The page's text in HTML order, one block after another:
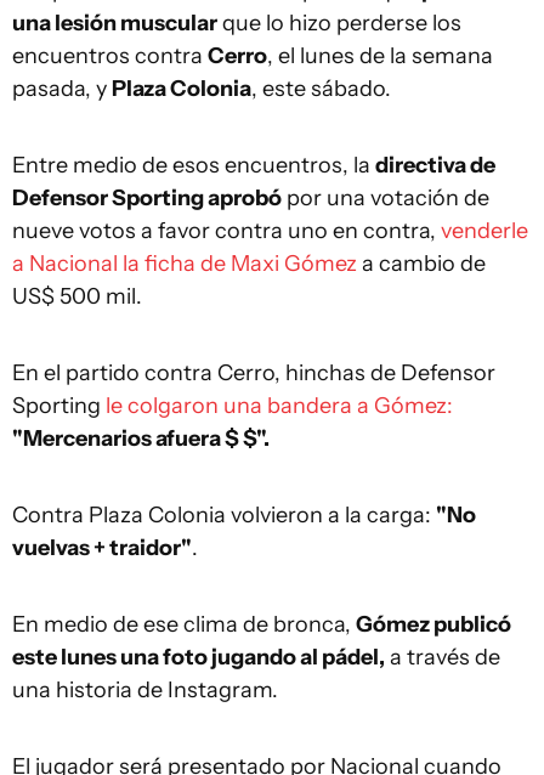
una lesión muscularque lo hizo perderse los
encuentros contra Cerro, el lunes de la semana
pasada, y Plaza Colonia, este sábado.
Entre medio de esos encuentros, la directiva de
Defensor Sporting aprobó por una votación de
nueve votos a favor contra uno en contra, venderle
a Nacional la ficha de Maxi Gómez a cambio de
US$ 500 mil.
En el partido contra Cerro, hinchas de Defensor
Sporting le colgaron una bandera a Gómez:
"Mercenarios afuera $ $".
Contra Plaza Colonia volvieron a la carga: "No
vuelvas + traidor".
En medio de ese clima de bronca, Gómez publicó
este lunes una foto jugando al pádel, a través de
una historia de Instagram.
El jugador será presentado por Nacional cuando